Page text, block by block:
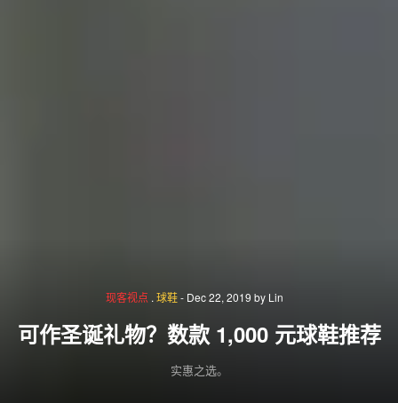
现客视点 . 球鞋- Dec 22, 2019 by Lin
可作圣诞礼物？数款 1,000 元球鞋推荐
实惠之选。